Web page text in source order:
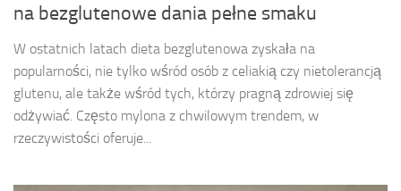
na bezglutenowe dania pełne smaku
W ostatnich latach dieta bezglutenowa zyskała na
popularności, nie tylko wśród osób z celiakią czy nietolerancją
glutenu, ale także wśród tych, którzy pragną zdrowiej się
odżywiać. Często mylona z chwilowym trendem, w
rzeczywistości oferuje...